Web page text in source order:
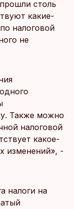
столь
какие-
налоговой
не
Также можно
налоговой
какое-
изменений», -
налоги на